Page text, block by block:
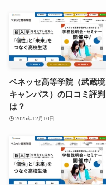
ベネッセ高等学院（武蔵境
キャンパス）の口コミ評判
は？
2025年12月10日